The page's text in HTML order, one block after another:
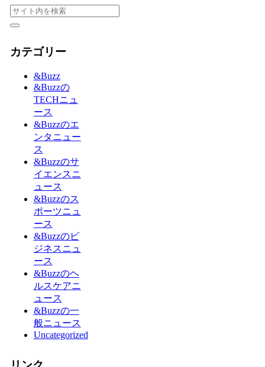
カテゴリー
&Buzz
&Buzzの
TECHニュ
ース
&Buzzのエ
ンタニュー
ス
&Buzzのサ
イエンスニ
ュース
&Buzzのス
ポーツニュ
ース
&Buzzのビ
ジネスニュ
ース
&Buzzのヘ
ルスケアニ
ュース
&Buzzの一
般ニュース
Uncategorized